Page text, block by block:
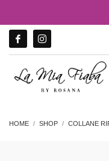
HOME SHOP COLLANE